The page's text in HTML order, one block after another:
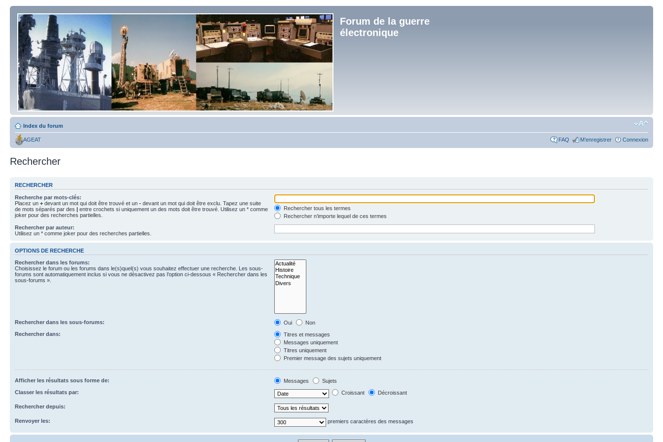
Forum de la guerre
électronique
Index du forum
AGEAT FAQ M’enregistrer Connexion
Rechercher
RECHERCHER
Recherche par mots-clés:
Placez un + devant un mot qui doit être trouvé et un - devant un mot qui doit être exclu. Tapez une suite
de mots séparés par des | entre crochets si uniquement un des mots doit être trouvé. Utilisez un * comme
joker pour des recherches partielles.
Rechercher tous les termes
Rechercher n’importe lequel de ces termes
Rechercher par auteur:
Utilisez un * comme joker pour des recherches partielles.
OPTIONS DE RECHERCHE
Rechercher dans les forums:
Choisissez le forum ou les forums dans le(s)quel(s) vous souhaitez effectuer une recherche. Les sous-
forums sont automatiquement inclus si vous ne désactivez pas l’option ci-dessous « Rechercher dans les
sous-forums ».
Rechercher dans les sous-forums: Oui
Non
Rechercher dans:
Titres et messages
Messages uniquement
Titres uniquement
Premier message des sujets uniquement
Afficher les résultats sous forme de: Messages
Sujets
Classer les résultats par:
Croissant Décroissant
Rechercher depuis:
Renvoyer les: premiers caractères des messages